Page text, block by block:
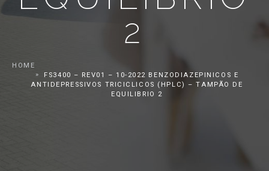
2
HOME
FS3400 – REV01 – 10-2022 BENZODIAZEPINICOS E
ANTIDEPRESSIVOS TRICICLICOS (HPLC) – TAMPÃO DE
EQUILIBRIO 2